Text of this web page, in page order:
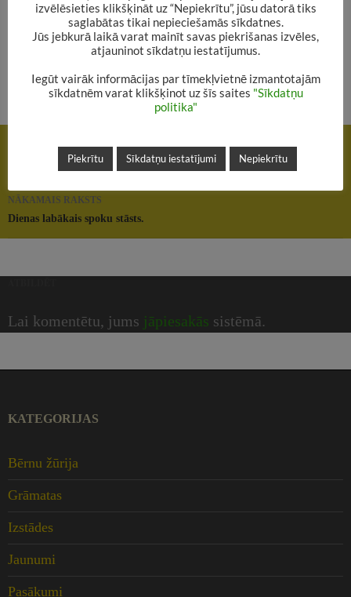
navigācija
Šodien ieeja bibliotēkā – tikai ar spoku stāstu!
NĀKAMAIS RAKSTS
Dienas labākais spoku stāsts.
Lai komentētu, jums jāpiesakās sistēmā.
KATEGORIJAS
Bērnu žūrija
Grāmatas
Izstādes
Jaunumi
Pasākumi
izvēlēsieties klikšķināt uz “Nepiekrītu”, jūsu datorā tiks
saglabātas tikai nepieciešamās sīkdatnes.
Jūs jebkurā laikā varat mainīt savas piekrišanas izvēles,
atjauninot sīkdatņu iestatījumus.
Iegūt vairāk informācijas par tīmekļvietnē izmantotajām
sīkdatnēm varat klikšķinot uz šīs saites "Sīkdatņu
politika"
Piekrītu Sīkdatņu iestatījumi Nepiekrītu